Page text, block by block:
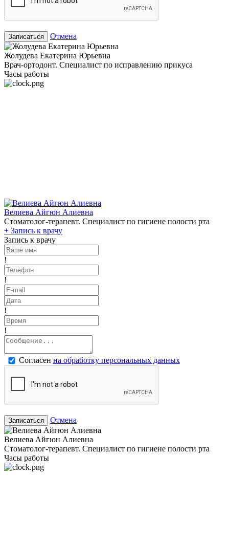
Записаться Отмена
Жолудева Екатерина Юрьевна
Врач-ортодонт. Специалист по исправлению прикуса
Часы работы
Велиева Айгюн Алиевна
Стоматолог-терапевт. Специалист по гигиене полости рта
+ Запись к врачу
Запись к врачу
!
!
!
!
Согласен на обработку персональных данных
Записаться Отмена
Велиева Айгюн Алиевна
Стоматолог-терапевт. Специалист по гигиене полости рта
Часы работы